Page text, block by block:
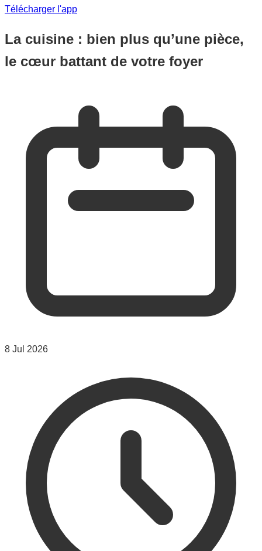
Télécharger l'app
La cuisine : bien plus qu’une pièce,
le cœur battant de votre foyer
8 Jul 2026